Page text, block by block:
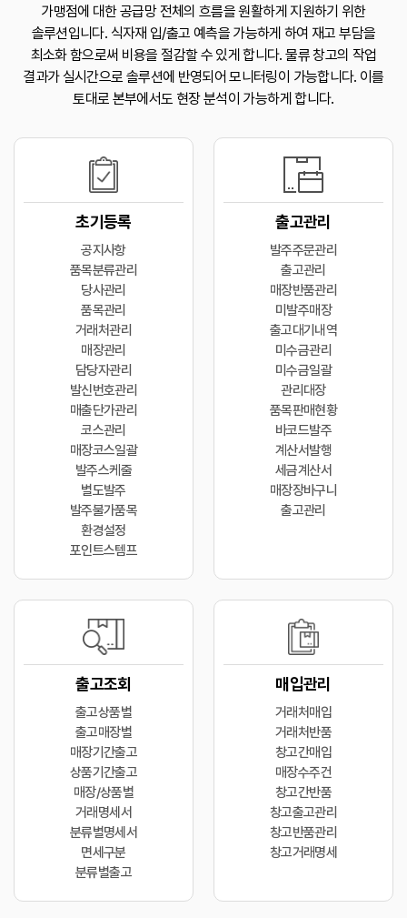
가맹점에 대한공급망 전체의 흐름을 원활하게 지원하기 위한
솔루션입니다. 식자재 입/출고 예측을 가능하게 하여 재고 부담을
최소화 함으로써 비용을 절감할 수 있게 합니다.물류 창고의 작업
결과가 실시간으로 솔루션에 반영되어 모니터링이 가능합니다. 이를
토대로 본부에서도 현장 분석이 가능하게 합니다.
초기등록
공지사항
품목분류관리
당사관리
품목관리
거래처관리
매장관리
담당자관리
발신번호관리
매출단가관리
코스관리
매장코스일괄
발주스케줄
별도발주
발주불가품목
환경설정
포인트스템프
출고관리
발주주문관리
출고관리
매장반품관리
미발주매장
출고대기내역
미수금관리
미수금일괄
관리대장
품목판매현황
바코드발주
계산서발행
세금계산서
매장장바구니
출고관리
출고조회
출고상품별
출고매장별
매장기간출고
상품기간출고
매장/상품별
거래명세서
분류별명세서
면세구분
분류별출고
매입관리
거래처매입
거래처반품
창고간매입
매장수주건
창고간반품
창고출고관리
창고반품관리
창고거래명세